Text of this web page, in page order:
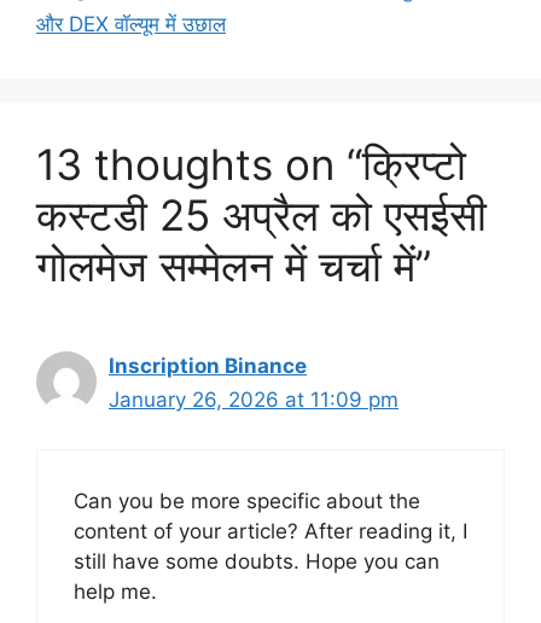
और DEX वॉल्यूम में उछाल
13 thoughts on “क्रिप्टो
कस्टडी 25 अप्रैल को एसईसी
गोलमेज सम्मेलन में चर्चा में”
Inscription Binance
January 26, 2026 at 11:09 pm
Can you be more specific about the
content of your article? After reading it, I
still have some doubts. Hope you can
help me.